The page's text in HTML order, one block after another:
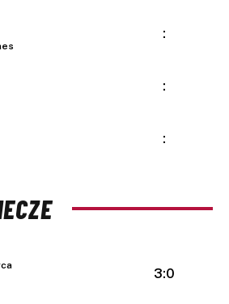
:
:
:
3:0